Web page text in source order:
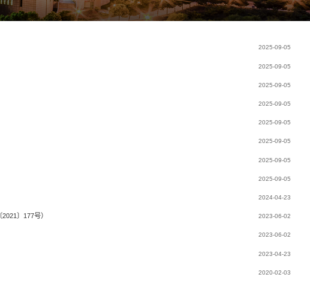
2025-09-05
2025-09-05
2025-09-05
2025-09-05
2025-09-05
2025-09-05
2025-09-05
2025-09-05
2024-04-23
〕177号） 2023-06-02
2023-06-02
2023-04-23
2020-02-03